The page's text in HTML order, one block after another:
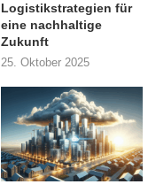
Logistikstrategien für
eine nachhaltige
Zukunft
25. Oktober 2025